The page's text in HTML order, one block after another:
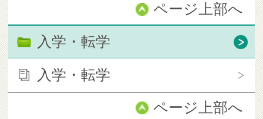
ページ上部へ
入学・転学
入学・転学
ページ上部へ